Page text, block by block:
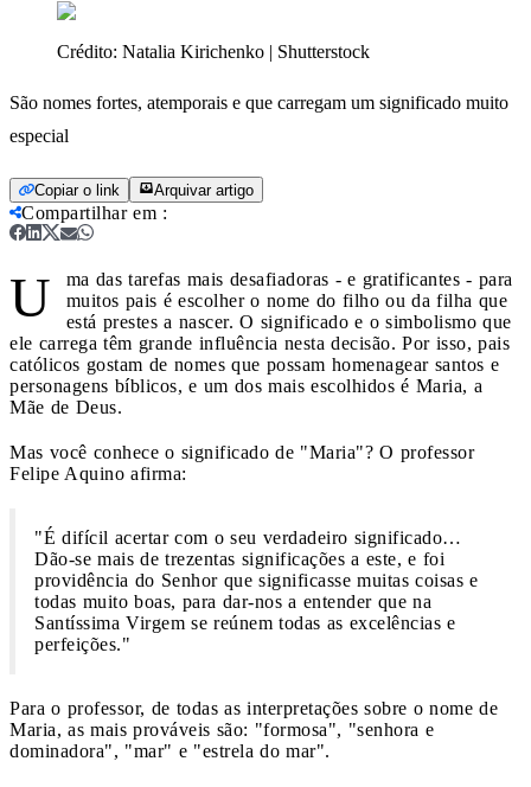
Crédito: Natalia Kirichenko | Shutterstock
São nomes fortes, atemporais e que carregam um significado muito
especial
Copiar o link Arquivar artigo
Compartilhar em :
U
ma das tarefas mais desafiadoras - e gratificantes - para
muitos pais é escolher o nome do filho ou da filha que
está prestes a nascer. O significado e o simbolismo que
ele carrega têm grande influência nesta decisão. Por isso, pais
católicos gostam de nomes que possam homenagear santos e
personagens bíblicos, e um dos mais escolhidos é Maria, a
Mãe de Deus.
Mas você conhece o significado de "Maria"? O professor
Felipe Aquino afirma:
"É difícil acertar com o seu verdadeiro significado…
Dão-se mais de trezentas significações a este, e foi
providência do Senhor que significasse muitas coisas e
todas muito boas, para dar-nos a entender que na
Santíssima Virgem se reúnem todas as excelências e
perfeições."
Para o professor, de todas as interpretações sobre o nome de
Maria, as mais prováveis são: "formosa", "senhora e
dominadora", "mar" e "estrela do mar".